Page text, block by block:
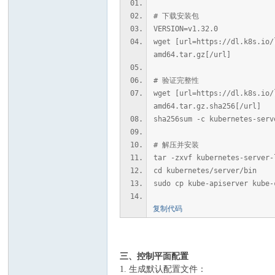
# 下载安装包
VERSION=v1.32.0
wget [url=https://dl.k8s.io/
amd64.tar.gz[/url]
# 验证完整性
wget [url=https://dl.k8s.io/
amd64.tar.gz.sha256[/url]
sha256sum -c kubernetes-
# 解压并安装
tar -zxvf kubernetes-server-
cd kubernetes/server/bin
sudo cp kube-apiserver
复制代码
三、控制平面配置
1. 生成默认配置文件：